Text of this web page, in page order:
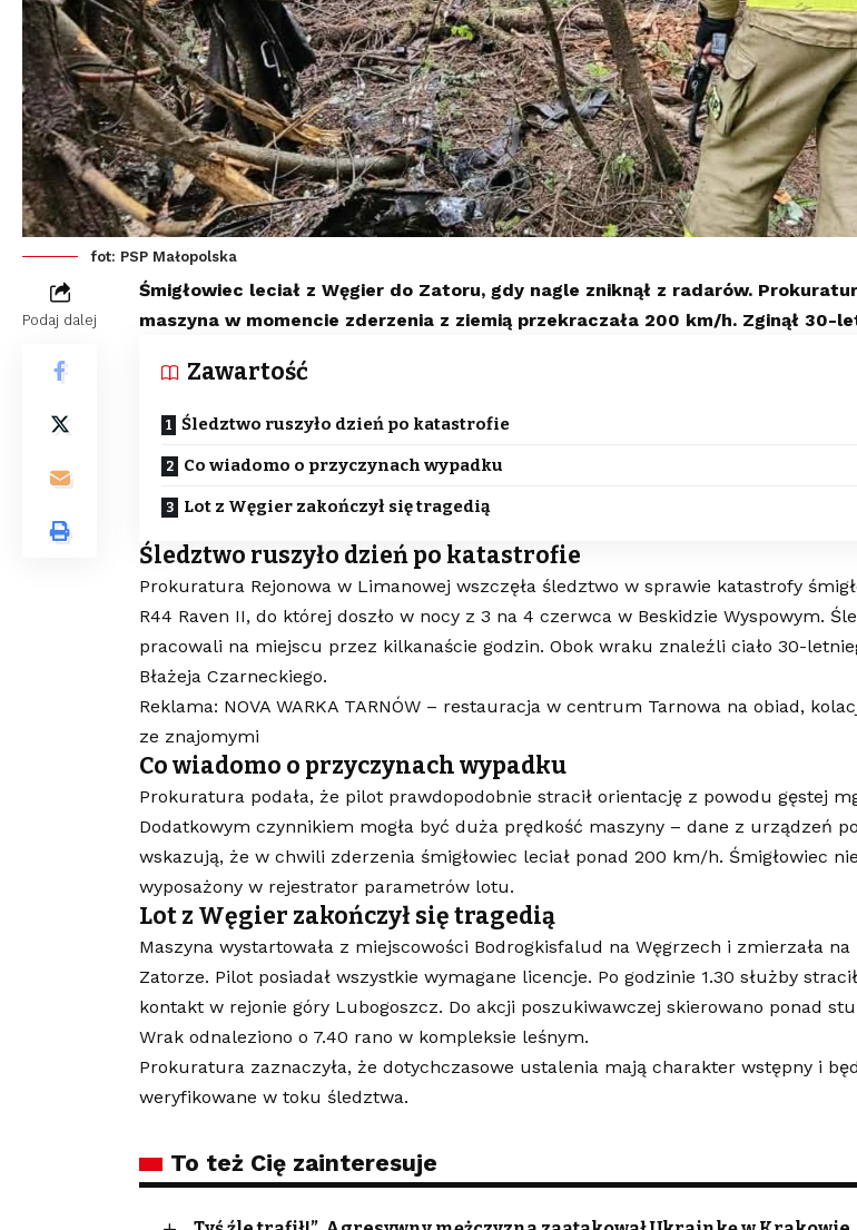
fot: PSP Małopolska
Podaj dalej
Śmigłowiec leciał z Węgier do Zatoru, gdy nagle zniknął z radarów.
maszyna w momencie zderzenia z ziemią przekraczała 200 km/h. Zginął 30-
Zawartość
Śledztwo ruszyło dzień po katastrofie
Co wiadomo o przyczynach wypadku
Lot z Węgier zakończył się tragedią
Śledztwo ruszyło dzień po katastrofie
Prokuratura Rejonowa w Limanowej wszczęła śledztwo w sprawie katastrofy
R44 Raven II, do której doszło w nocy z 3 na 4 czerwca w Beskidzie Wyspowym.
pracowali na miejscu przez kilkanaście godzin. Obok wraku znaleźli ciało 30-
Błażeja Czarneckiego.
Reklama: NOVA WARKA TARNÓW – restauracja w centrum Tarnowa na obiad,
ze znajomymi
Co wiadomo o przyczynach wypadku
Prokuratura podała, że pilot prawdopodobnie stracił orientację z powodu gęstej
Dodatkowym czynnikiem mogła być duża prędkość maszyny – dane z urządzeń
wskazują, że w chwili zderzenia śmigłowiec leciał ponad 200 km/h. Śmigłowiec
wyposażony w rejestrator parametrów lotu.
Lot z Węgier zakończył się tragedią
Maszyna wystartowała z miejscowości Bodrogkisfalud na Węgrzech i zmierzała
Zatorze. Pilot posiadał wszystkie wymagane licencje. Po godzinie 1.30 służby
kontakt w rejonie góry Lubogoszcz. Do akcji poszukiwawczej skierowano ponad
Wrak odnaleziono o 7.40 rano w kompleksie leśnym.
Prokuratura zaznaczyła, że dotychczasowe ustalenia mają charakter wstępny i
weryfikowane w toku śledztwa.
To też Cię zainteresuje